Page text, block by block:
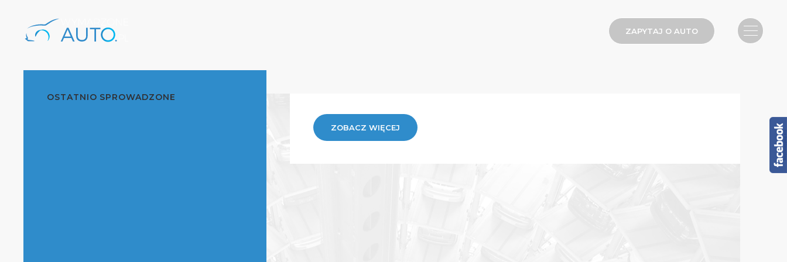
ZAPYTAJ O AUTO
OSTATNIO SPROWADZONE
ZOBACZ WIĘCEJ